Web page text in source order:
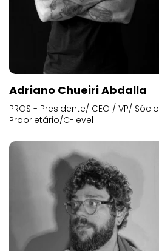
Adriano Chueiri Abdalla
PROS - Presidente/ CEO / VP/ Sócio
Proprietário/C-level